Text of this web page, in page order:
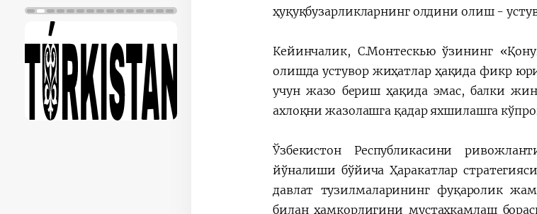
ҳуқуқбузарликларнинг олдини олиш -
Кейинчалик, С.Монтескью ўзининг
олишда устувор жиҳатлар ҳақида фикр
учун жазо бериш ҳақида эмас, балки
ахлоқни жазолашга қадар яхшилашга
Ўзбекистон Республикасини
йўналиши бўйича Ҳаракатлар
давлат тузилмаларининг фуқаролик
билан ҳамкорлигини мустаҳкамлаш